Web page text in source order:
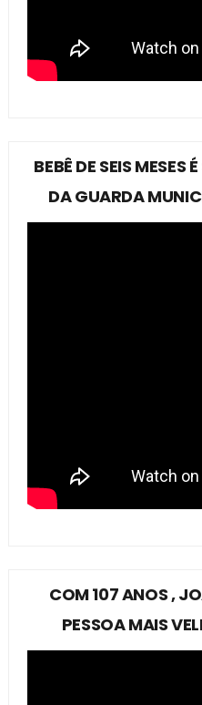
BEBÊ DE SEIS MESES
DA GUARDA
COM 107 ANOS ,
PESSOA MAIS